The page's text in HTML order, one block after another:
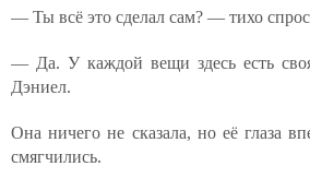
— Ты всё это сделал сам? — тихо
— Да. У каждой вещи здесь есть
Дэниел.
Она ничего не сказала, но её глаза
смягчились.